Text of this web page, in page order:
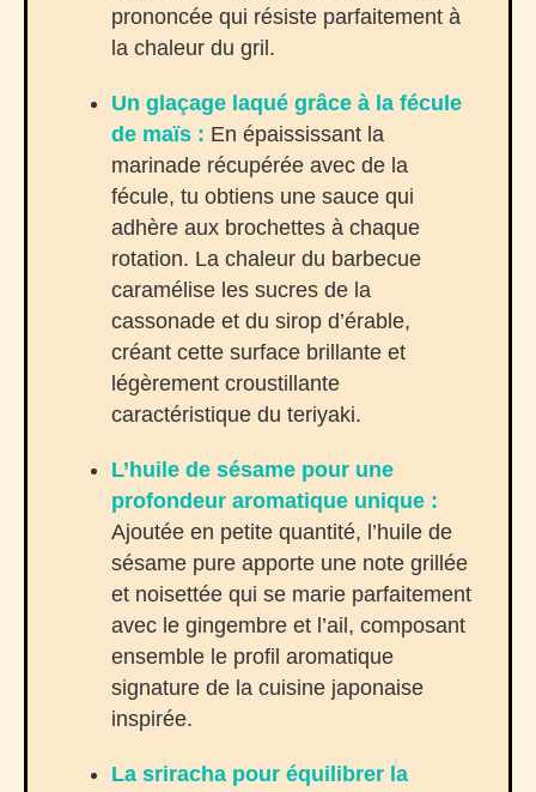
prononcée qui résiste parfaitement à
la chaleur du gril.
Un glaçage laqué grâce à la fécule
de maïs : En épaississant la
marinade récupérée avec de la
fécule, tu obtiens une sauce qui
adhère aux brochettes à chaque
rotation. La chaleur du barbecue
caramélise les sucres de la
cassonade et du sirop d’érable,
créant cette surface brillante et
légèrement croustillante
caractéristique du teriyaki.
L’huile de sésame pour une
profondeur aromatique unique :
Ajoutée en petite quantité, l’huile de
sésame pure apporte une note grillée
et noisettée qui se marie parfaitement
avec le gingembre et l’ail, composant
ensemble le profil aromatique
signature de la cuisine japonaise
inspirée.
La sriracha pour équilibrer la